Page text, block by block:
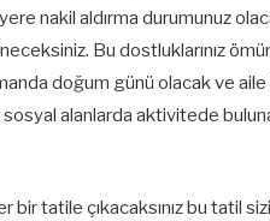
nakil aldırma durumunuz
Bu dostluklarınız
doğum günü olacak ve
sosyal alanlarda aktivitede
bir tatile çıkacaksınız bu tatil